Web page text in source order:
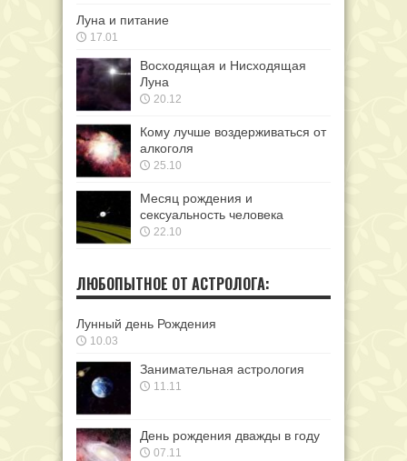
Луна и питание
17.01
Восходящая и Нисходящая
Луна
20.12
Кому лучше воздерживаться от
алкоголя
25.10
Месяц рождения и
сексуальность человека
22.10
ЛЮБОПЫТНОЕ ОТ АСТРОЛОГА:
Лунный день Рождения
10.03
Занимательная астрология
11.11
День рождения дважды в году
07.11